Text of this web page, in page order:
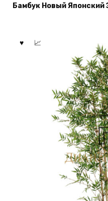
Бамбук Новый Японский